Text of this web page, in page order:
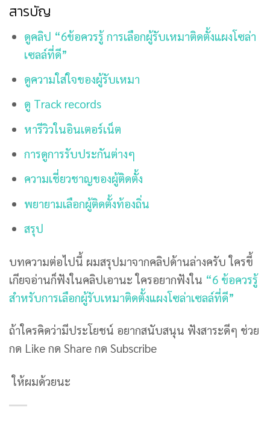
สารบัญ
ดูคลิป “6ข้อควรรู้ การเลือกผู้รับเหมาติดตั้งแผงโซล่า
เซลล์ที่ดี”
ดูความใส่ใจของผู้รับเหมา
ดู Track records
หารีวิวในอินเตอร์เน็ต
การดูการรับประกันต่างๆ
ความเชี่ยวชาญของผู้ติดตั้ง
พยายามเลือกผู้ติดตั้งท้องถิ่น
สรุป
บทความต่อไปนี้ ผมสรุปมาจากคลิปด้านล่างครับ ใครขี้
เกียจอ่านก็ฟังในคลิปเอานะ ใครอยากฟังใน “6 ข้อควรรู้
สำหรับการเลือกผู้รับเหมาติดตั้งแผงโซล่าเซลล์ที่ดี”
ถ้าใครคิดว่ามีประโยชน์ อยากสนับสนุน ฟังสาระดีๆ ช่วย
กด Like กด Share กด Subscribe
ให้ผมด้วยนะ